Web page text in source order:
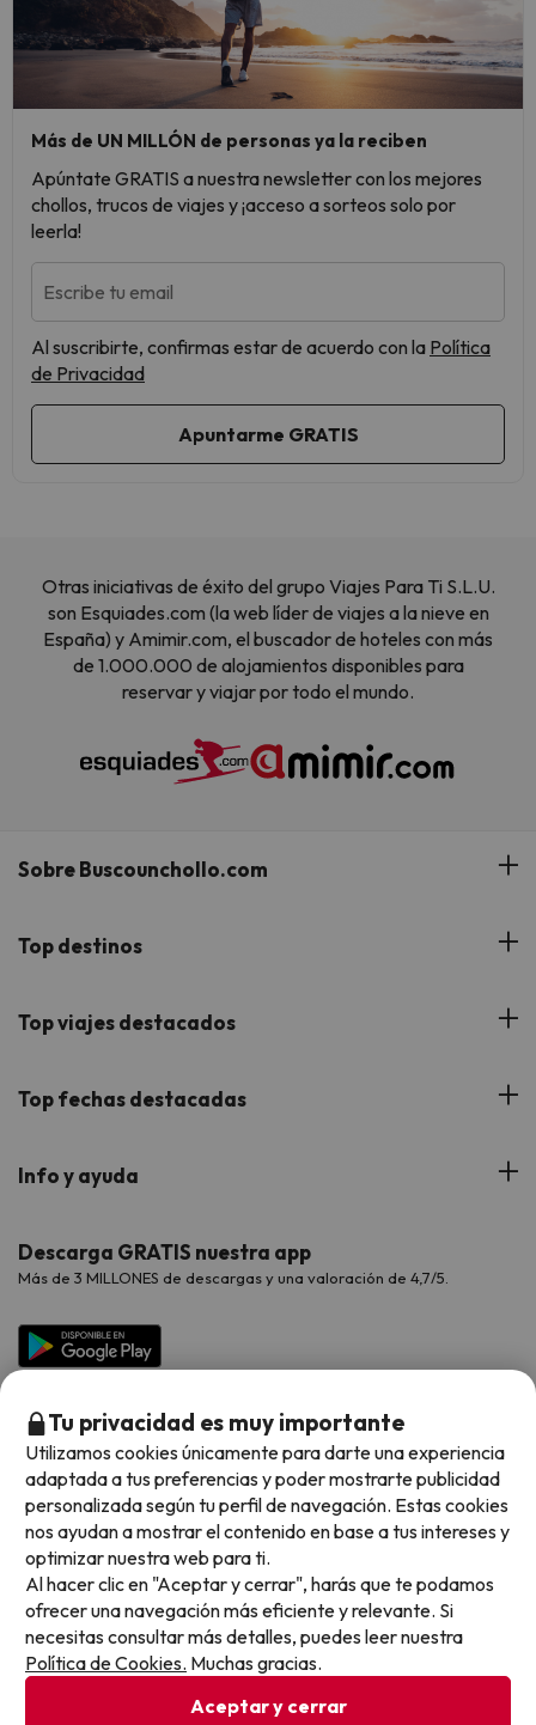
Más de UN MILLÓN de personas ya la reciben
Apúntate GRATIS a nuestra newsletter con los mejores
chollos, trucos de viajes y ¡acceso a sorteos solo por
leerla!
Escribe tu email
Al suscribirte, confirmas estar de acuerdo con la Política
de Privacidad
Otras iniciativas de éxito del grupo Viajes Para Ti S.L.U.
son Esquiades.com (la web líder de viajes a la nieve en
España) y Amimir.com, el buscador de hoteles con más
de 1.000.000 de alojamientos disponibles para
reservar y viajar por todo el mundo.
Sobre Buscounchollo.com
¿Quiénes somos?
Buscounchollo en los medios
Proveedores
Viajes para grupos
Top destinos
Hoteles Andalucía
Hoteles Cataluña
Hoteles Galicia
Hoteles Salou
Top viajes destacados
Viajes con Niños
Viajes de Novios
Chollos con Todo Incluido
Chollos en la playa
Hoteles con toboganes
Selección de la Newsletter
Los favoritos de nuestros clientes
Top fechas destacadas
Verano
Vacaciones en Agosto
Vacaciones en Octubre
Vacaciones en Noviembre
Info y ayuda
Contáctanos
Preguntas frecuentes
Descarga GRATIS nuestra app
Más de 3 MILLONES de descargas y una valoración de 4,7/5.
Métodos de pago disponibles
Condiciones generales
Tu privacidad es muy importante
Utilizamos cookies únicamente para darte una experiencia
adaptada a tus preferencias y poder mostrarte publicidad
personalizada según tu perfil de navegación. Estas cookies
nos ayudan a mostrar el contenido en base a tus intereses y
optimizar nuestra web para ti.
Al hacer clic en "Aceptar y cerrar", harás que te podamos
ofrecer una navegación más eficiente y relevante. Si
necesitas consultar más detalles, puedes leer nuestra
Política de Cookies. Muchas gracias.
Aceptar y cerrar